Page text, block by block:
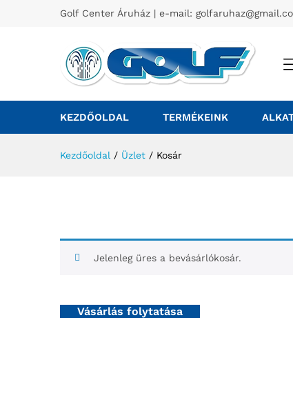
Golf Center Áruház | e-mail:
KEZDŐOLDAL TERMÉKEINK
Kezdőoldal / Üzlet / Kosár
Jelenleg üres a bevásárlókosár.
Vásárlás folytatása